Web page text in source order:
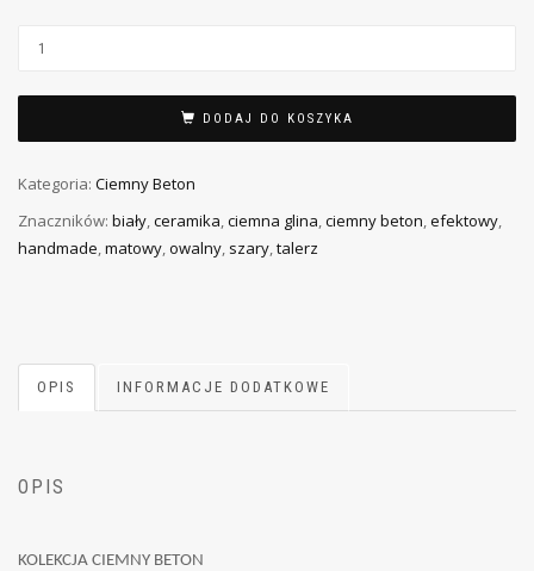
DODAJ DO KOSZYKA
Kategoria: Ciemny Beton
Znaczników: biały,ceramika,ciemna glina,ciemny beton,efektowy,
handmade,matowy,owalny, szary,talerz
OPIS INFORMACJE DODATKOWE
OPIS
KOLEKCJA CIEMNY BETON